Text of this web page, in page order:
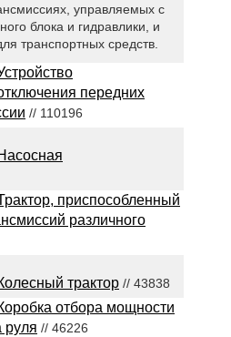
управляемых с
блока и гидравлики, и
транспортных средств.
передних
// 110196
приспособленный
различного
трактор // 43838
отбора мощности
руля // 46226